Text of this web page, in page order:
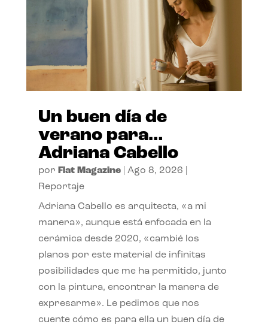
Un buen día de
verano para…
Adriana Cabello
por Flat Magazine| Ago 8, 2026
Reportaje
Adriana Cabello es arquitecta, «a mi
manera», aunque está enfocada en la
cerámica desde 2020, «cambié los
planos por este material de infinitas
posibilidades que me ha permitido, junto
con la pintura, encontrar la manera de
expresarme». Le pedimos que nos
cuente cómo es para ella un buen día de